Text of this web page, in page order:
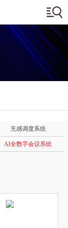
无感调度系统
AI全数字会议系统